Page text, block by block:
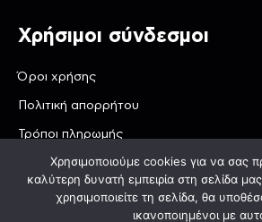
Χρήσιμοι σύνδεσμοι
Όροι χρήσης
Πολιτική απορρήτου
Τρόποι πληρωμής
© 2026 Taxi Van Olympus
Χρησιμοποιούμε cookies για να σας
καλύτερη δυνατή εμπειρία στη σελίδα
χρησιμοποιείτε τη σελίδα, θα
ικανοποιημένοι με